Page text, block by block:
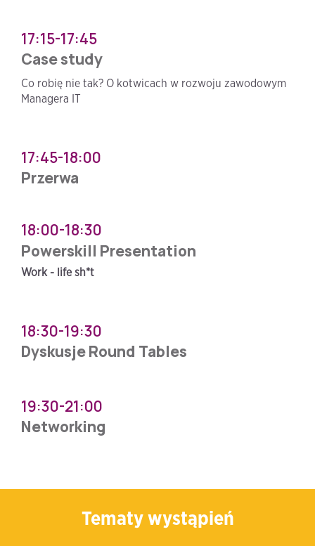
17:15-17:45
Case study
Co robię nie tak? O kotwicach w rozwoju zawodowym
Managera IT
17:45-18:00
Przerwa
18:00-18:30
Powerskill Presentation
Work - life sh*t
18:30-19:30
Dyskusje Round Tables
19:30-21:00
Networking
Tematy wystąpień